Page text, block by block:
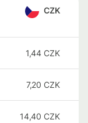
CZK
1,44 CZK
7,20 CZK
14,40 CZK